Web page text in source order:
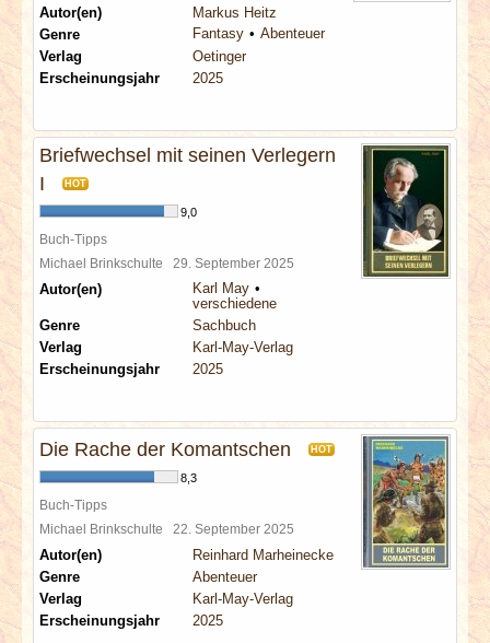
Autor(en)
Markus Heitz
Genre
Fantasy
Abenteuer
Verlag
Oetinger
Erscheinungsjahr
2025
Briefwechsel mit seinen Verlegern
I
HOT
9,0
Buch-Tipps
Michael Brinkschulte 29. September 2025
Autor(en)
Karl May
verschiedene
Genre
Sachbuch
Verlag
Karl-May-Verlag
Erscheinungsjahr
2025
Die Rache der Komantschen HOT
8,3
Buch-Tipps
Michael Brinkschulte 22. September 2025
Autor(en)
Reinhard Marheinecke
Genre
Abenteuer
Verlag
Karl-May-Verlag
Erscheinungsjahr
2025